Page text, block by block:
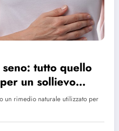
tutto quello
un sollievo
un rimedio naturale utilizzato per